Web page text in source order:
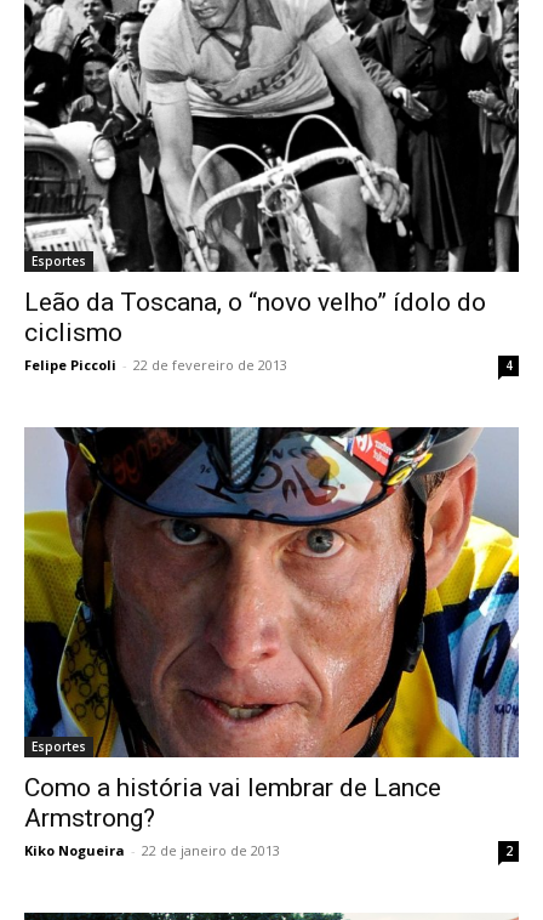
Esportes
Leão da Toscana, o “novo velho” ídolo do
ciclismo
Felipe Piccoli - 22 de fevereiro de 2013 4
Esportes
Como a história vai lembrar de Lance
Armstrong?
Kiko Nogueira - 22 de janeiro de 2013 2